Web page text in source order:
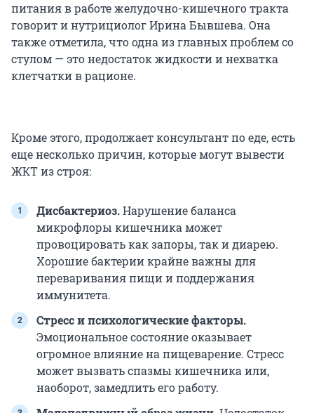
питания в работе желудочно-кишечного тракта
говорит и нутрициолог Ирина Бывшева. Она
также отметила, что одна из главных проблем со
стулом — это недостаток жидкости и нехватка
клетчатки в рационе.
Кроме этого, продолжает консультант по еде, есть
еще несколько причин, которые могут вывести
ЖКТ из строя:
Дисбактериоз.Нарушение баланса
микрофлоры кишечника может
провоцировать как запоры, так и диарею.
Хорошие бактерии крайне важны для
переваривания пищи и поддержания
иммунитета.
Стресс и психологические факторы.
Эмоциональное состояние оказывает
огромное влияние на пищеварение. Стресс
может вызвать спазмы кишечника или,
наоборот, замедлить его работу.